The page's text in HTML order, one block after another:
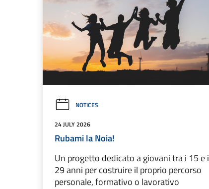
NOTICES
24 JULY 2026
Rubami la Noia!
Un progetto dedicato a giovani tra i 15 e i
29 anni per costruire il proprio percorso
personale, formativo o lavorativo